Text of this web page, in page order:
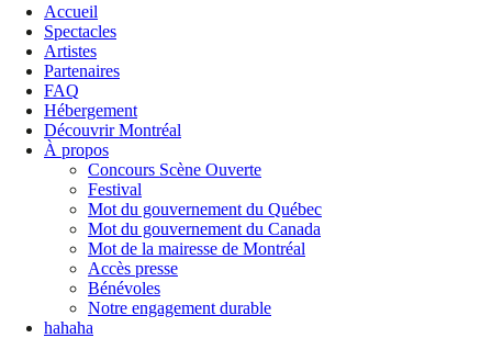
Accueil
Spectacles
Artistes
Partenaires
FAQ
Hébergement
Découvrir Montréal
À propos
Concours Scène Ouverte
Festival
Mot du gouvernement du Québec
Mot du gouvernement du Canada
Mot de la mairesse de Montréal
Accès presse
Bénévoles
Notre engagement durable
hahaha